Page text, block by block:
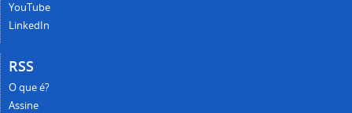
YouTube
LinkedIn
RSS
O que é?
Assine